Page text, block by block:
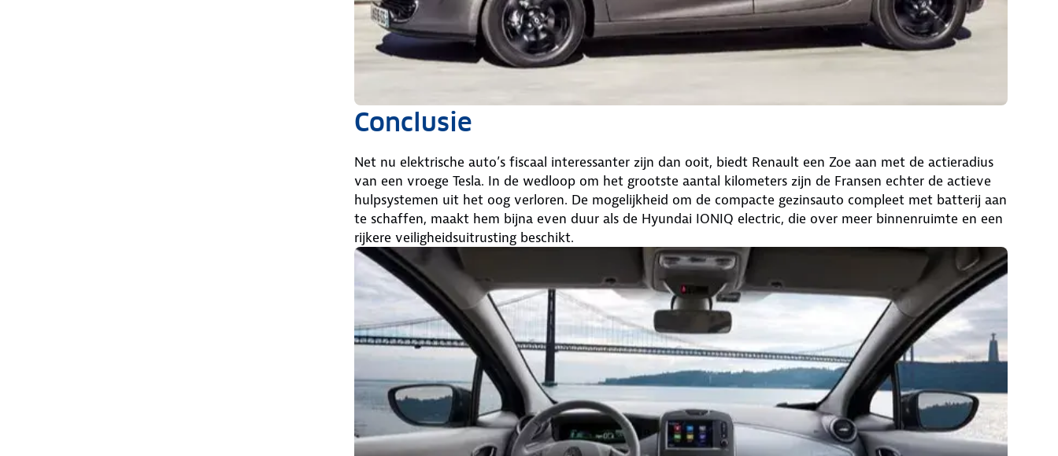
Conclusie
Net nu elektrische auto’s fiscaal interessanter zijn dan ooit, biedt Renault een Zoe aan met de actieradius
van een vroege Tesla. In de wedloop om het grootste aantal kilometers zijn de Fransen echter de actieve
hulpsystemen uit het oog verloren. De mogelijkheid om de compacte gezinsauto compleet met batterij aan
te schaffen, maakt hem bijna even duur als de Hyundai IONIQ electric, die over meer binnenruimte en een
rijkere veiligheidsuitrusting beschikt.